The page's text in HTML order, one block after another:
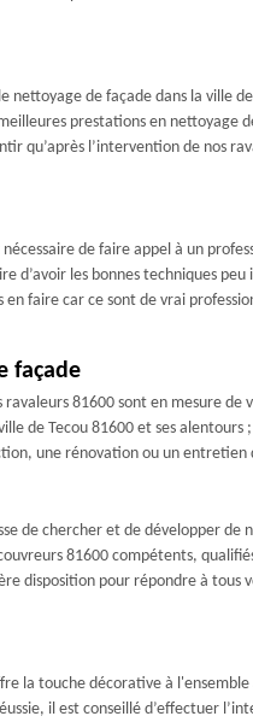
de façade dans la ville
prestations en nettoyage
qu’après l’intervention de nos
de faire appel à un
d’avoir les bonnes techniques
faire car ce sont de vrai
façade
81600 sont en mesure de
de Tecou 81600 et ses alentours
une rénovation ou un entretien
de chercher et de développer de
81600 compétents,
disposition pour répondre à tous
la touche décorative à
il est conseillé d’effectuer